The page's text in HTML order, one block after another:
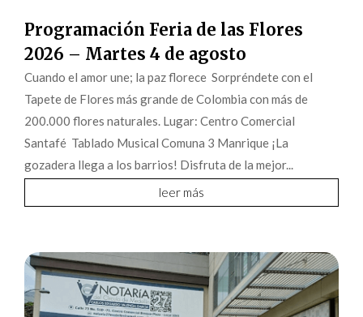
Programación Feria de las Flores
2026 – Martes 4 de agosto
Cuando el amor une; la paz florece Sorpréndete con el
Tapete de Flores más grande de Colombia con más de
200.000 flores naturales. Lugar: Centro Comercial
Santafé Tablado Musical Comuna 3 Manrique ¡La
gozadera llega a los barrios! Disfruta de la mejor...
leer más